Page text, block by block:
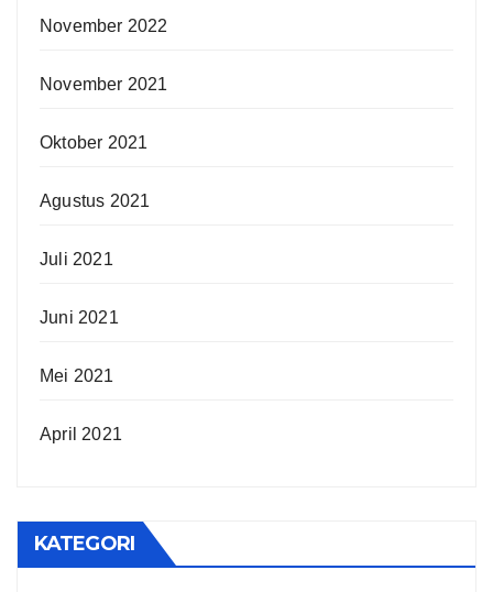
November 2022
November 2021
Oktober 2021
Agustus 2021
Juli 2021
Juni 2021
Mei 2021
April 2021
KATEGORI